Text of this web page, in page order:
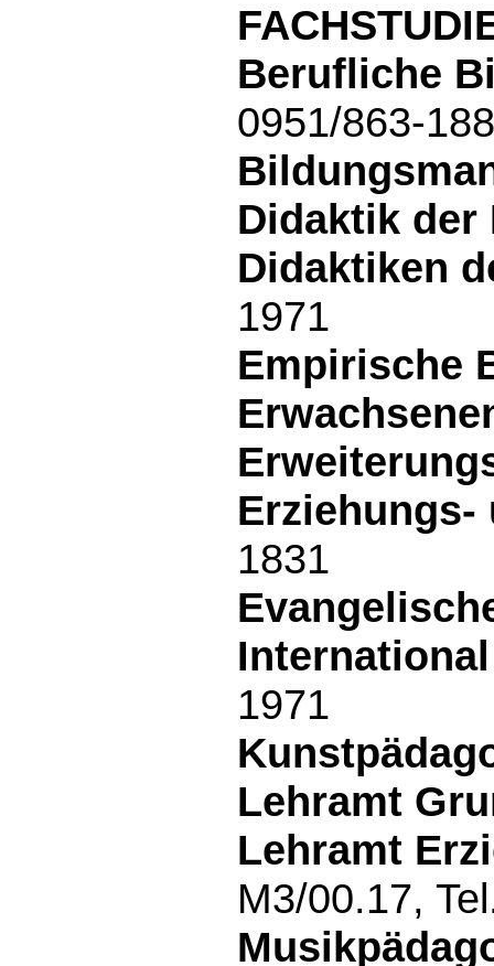
Berufliche
0951/863-
Didaktik der
Didaktiken
1971
Empirische
1831
1971
Lehramt
Lehramt
M3/00.17,